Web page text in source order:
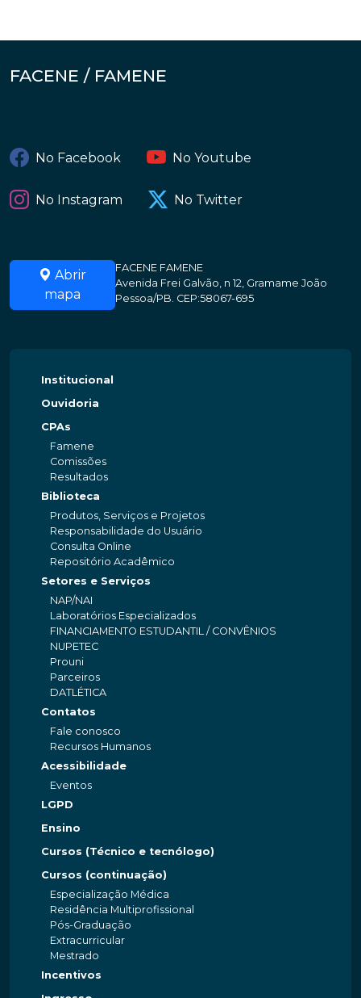
FACENE / FAMENE
No Facebook No Youtube
No Instagram No Twitter
Abrir
mapa
FACENE FAMENE
Avenida Frei Galvão, n 12, Gramame João
Pessoa/PB. CEP:58067-695
Institucional
Ouvidoria
CPAs
Famene
Comissões
Resultados
Biblioteca
Produtos, Serviços e Projetos
Responsabilidade do Usuário
Consulta Online
Repositório Acadêmico
Setores e Serviços
NAP/NAI
Laboratórios Especializados
FINANCIAMENTO ESTUDANTIL / CONVÊNIOS
NUPETEC
Prouni
Parceiros
DATLÉTICA
Contatos
Fale conosco
Recursos Humanos
Acessibilidade
Eventos
LGPD
Ensino
Cursos (Técnico e tecnólogo)
Cursos (continuação)
Especialização Médica
Residência Multiprofissional
Pós-Graduação
Extracurricular
Mestrado
Incentivos